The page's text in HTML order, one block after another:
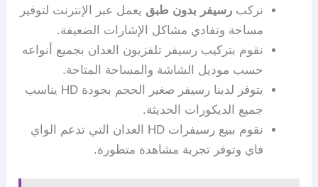
نركبرسيفر بدون طبق يعمل عبر الإنترنت لتوفير
مساحة وتفادي مشاكل الإشارات الضعيفة.
نقوم بتركيب رسيفر تلفزيون العدان بجميع أنواعه
حسب موديل الشاشة والمساحة المتاحة.
يتوفر لدينا رسيفر صغير الحجم بجودة HD يناسب
جميع الديكورات الحديثة.
نقوم ببيع رسيفرات HD العدان التي تدعم الواي
فاي وتوفر تجربة مشاهدة متطورة.